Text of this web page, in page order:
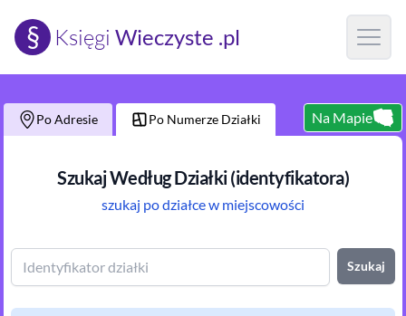
§ Księgi Wieczyste .pl Open
Po Adresie Po Numerze Działki Na Mapie
Szukaj Według Działki (identyfikatora)
szukaj po działce w miejscowości
Szukaj